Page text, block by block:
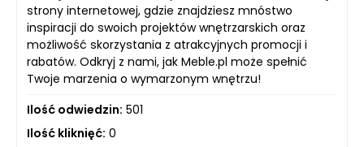
strony internetowej, gdzie znajdziesz mnóstwo
inspiracji do swoich projektów wnętrzarskich oraz
możliwość skorzystania z atrakcyjnych promocji i
rabatów. Odkryj z nami, jak Meble.pl może spełnić
Twoje marzenia o wymarzonym wnętrzu!
Ilość odwiedzin: 501
Ilość kliknięć: 0